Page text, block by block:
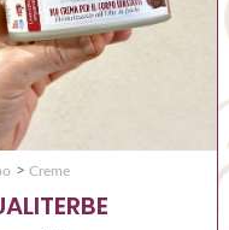
> Creme